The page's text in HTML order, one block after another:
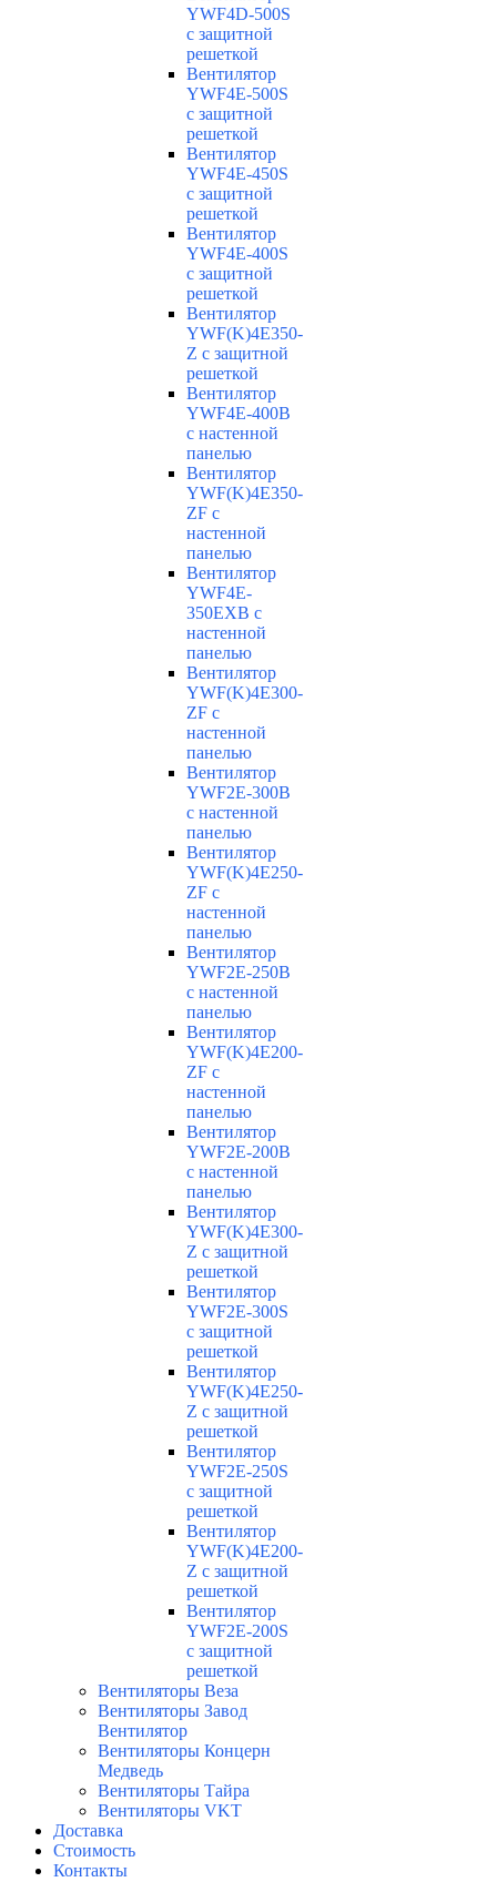
YWF4D-500S
с защитной
решеткой
Вентилятор
YWF4E-500S
с защитной
решеткой
Вентилятор
YWF4E-450S
с защитной
решеткой
Вентилятор
YWF4E-400S
с защитной
решеткой
Вентилятор
YWF(K)4E350-
Z с защитной
решеткой
Вентилятор
YWF4E-400B
с настенной
панелью
Вентилятор
YWF(K)4E350-
ZF с
настенной
панелью
Вентилятор
YWF4E-
350EXB с
настенной
панелью
Вентилятор
YWF(K)4E300-
ZF с
настенной
панелью
Вентилятор
YWF2E-300B
с настенной
панелью
Вентилятор
YWF(K)4E250-
ZF с
настенной
панелью
Вентилятор
YWF2E-250B
с настенной
панелью
Вентилятор
YWF(K)4E200-
ZF с
настенной
панелью
Вентилятор
YWF2E-200B
с настенной
панелью
Вентилятор
YWF(K)4E300-
Z с защитной
решеткой
Вентилятор
YWF2E-300S
с защитной
решеткой
Вентилятор
YWF(K)4E250-
Z с защитной
решеткой
Вентилятор
YWF2E-250S
с защитной
решеткой
Вентилятор
YWF(K)4E200-
Z с защитной
решеткой
Вентилятор
YWF2E-200S
с защитной
решеткой
Вентиляторы Веза
Вентиляторы Завод
Вентилятор
Вентиляторы Концерн
Медведь
Вентиляторы Тайра
Вентиляторы VKT
Доставка
Стоимость
Контакты